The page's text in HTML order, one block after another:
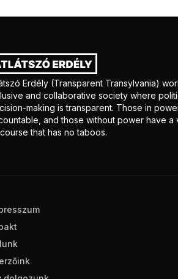
Erdély (Transparent Transylvania)
and collaborative society where
making is transparent. Those in
and those without power have a
that has no taboos.